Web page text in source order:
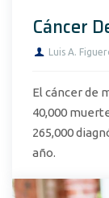
Cáncer
Luis A.
El cáncer de
40,000
265,000
año.